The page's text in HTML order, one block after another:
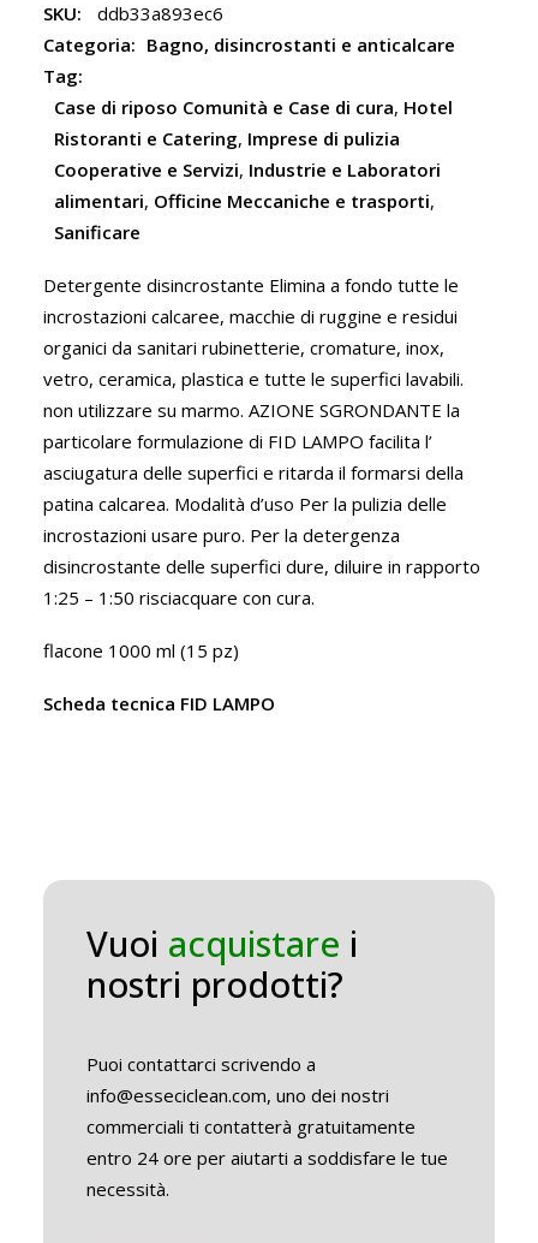
SKU:
ddb33a893ec6
Categoria: Bagno, disincrostanti e anticalcare
Tag:
Case di riposo Comunità e Case di cura, Hotel
Ristoranti e Catering, Imprese di pulizia
Cooperative e Servizi, Industrie e Laboratori
alimentari, Officine Meccaniche e trasporti,
Sanificare
Detergente disincrostante Elimina a fondo tutte le
incrostazioni calcaree, macchie di ruggine e residui
organici da sanitari rubinetterie, cromature, inox,
vetro, ceramica, plastica e tutte le superfici lavabili.
non utilizzare su marmo. AZIONE SGRONDANTE la
particolare formulazione di FID LAMPO facilita l’
asciugatura delle superfici e ritarda il formarsi della
patina calcarea. Modalità d’uso Per la pulizia delle
incrostazioni usare puro. Per la detergenza
disincrostante delle superfici dure, diluire in rapporto
1:25 – 1:50 risciacquare con cura.
flacone 1000 ml (15 pz)
Scheda tecnica FID LAMPO
Vuoi acquistare i
nostri prodotti?
Puoi contattarci scrivendo a
info@esseciclean.com, uno dei nostri
commerciali ti contatterà gratuitamente
entro 24 ore per aiutarti a soddisfare le tue
necessità.